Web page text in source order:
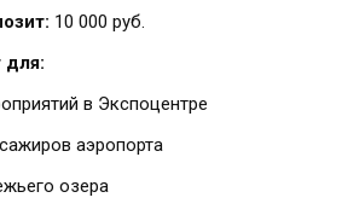
10 000 руб.
для:
в Экспоцентре
аэропорта
озера